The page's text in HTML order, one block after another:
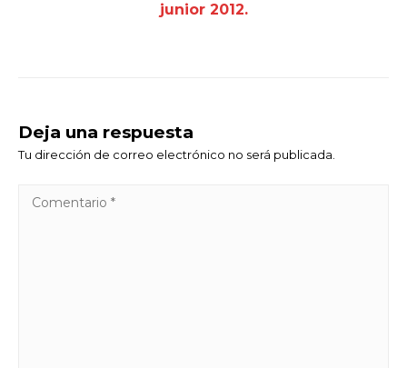
junior 2012.
Deja una respuesta
Tu dirección de correo electrónico no será publicada.